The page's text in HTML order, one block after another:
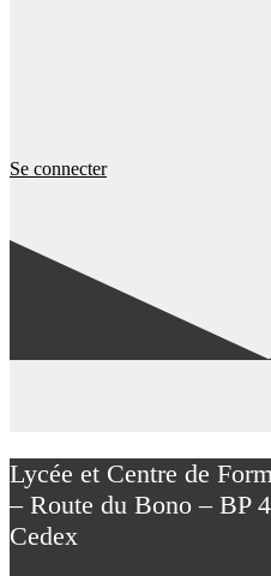
Se connecter
Lycée et Centre de
– Route du Bono – BP
Cedex